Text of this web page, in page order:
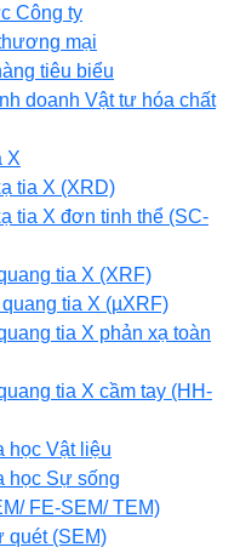
Công ty
mại
tiêu biểu
doanh Vật tư hóa chất
X
tia X (XRD)
tia X đơn tinh thể (SC-
tia X (XRF)
tia X (µXRF)
tia X phản xạ toàn
tia X cầm tay (HH-
học Vật liệu
học Sự sống
FE-SEM/ TEM)
quét (SEM)